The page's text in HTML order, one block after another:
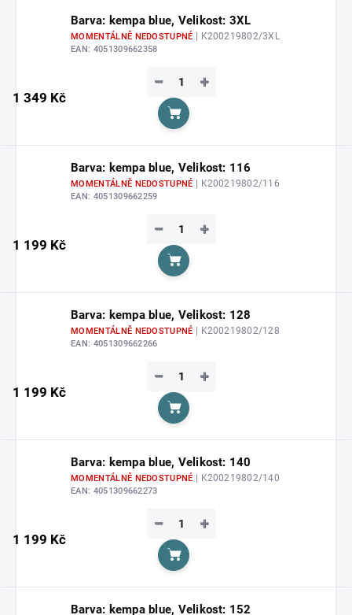
Barva: kempa blue, Velikost: 3XL
MOMENTÁLNĚ NEDOSTUPNÉ | K200219802/3XL
EAN: 4051309662358
1 349 Kč
+
−
Do košíku
Barva: kempa blue, Velikost: 116
MOMENTÁLNĚ NEDOSTUPNÉ | K200219802/116
EAN: 4051309662259
1 199 Kč
+
−
Do košíku
Barva: kempa blue, Velikost: 128
MOMENTÁLNĚ NEDOSTUPNÉ | K200219802/128
EAN: 4051309662266
1 199 Kč
+
−
Do košíku
Barva: kempa blue, Velikost: 140
MOMENTÁLNĚ NEDOSTUPNÉ | K200219802/140
EAN: 4051309662273
1 199 Kč
+
−
Do košíku
Barva: kempa blue, Velikost: 152